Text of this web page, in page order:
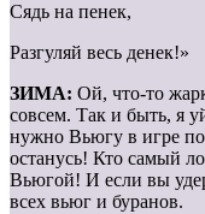
Сядь на пенек,
Разгуляй весь денек!»
ЗИМА: Ой, что-то
совсем. Так и быть, я
нужно Вьюгу в игре
останусь! Кто самый
Вьюгой! И если вы
всех вьюг и буранов.